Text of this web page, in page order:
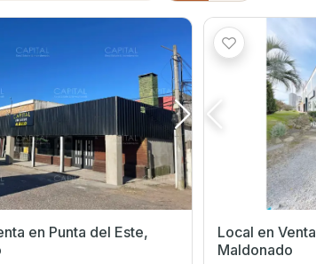
Este,
Local en Venta en Punta del Este,
Maldonado